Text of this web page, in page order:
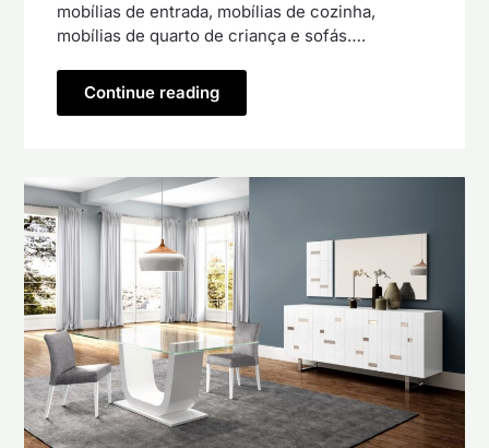
mobílias de entrada, mobílias de cozinha,
mobílias de quarto de criança e sofás….
Continue reading